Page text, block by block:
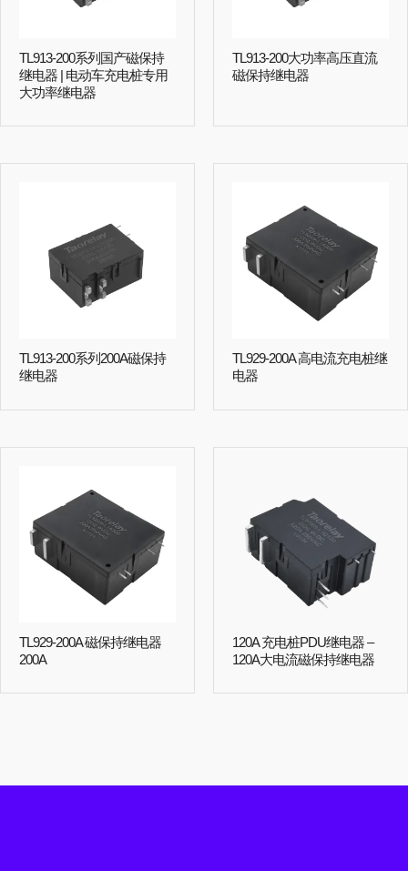
TL913-200系列国产磁保持
继电器 | 电动车充电桩专用
大功率继电器
TL913-200大功率高压直流
磁保持继电器
TL913-200系列200A磁保持
继电器
TL929-200A 高电流充电桩继
电器
TL929-200A 磁保持继电器
200A
120A 充电桩PDU继电器 –
120A大电流磁保持继电器